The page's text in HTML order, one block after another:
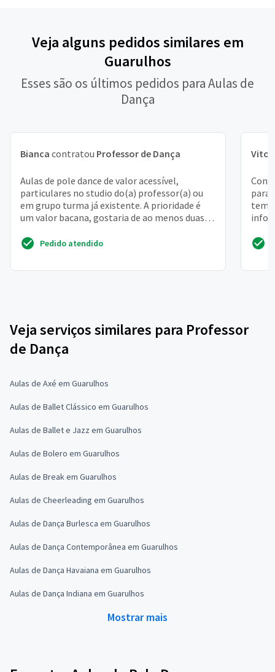
Veja alguns pedidos similares em
Guarulhos
Esses são os últimos pedidos para Aulas de
Dança
Bianca contratou Professor de Dança
Aulas de pole dance de valor acessível,
particulares no studio do(a) professor(a) ou
em grupo turma já existente. A prioridade é
um valor bacana, gostaria de ao menos duas
Pedido atendido
Vitor
para
Veja serviços similares para Professor
de Dança
Aulas de Axé em Guarulhos
Aulas de Ballet Clássico em Guarulhos
Aulas de Ballet e Jazz em Guarulhos
Aulas de Bolero em Guarulhos
Aulas de Break em Guarulhos
Aulas de Cheerleading em Guarulhos
Aulas de Dança Burlesca em Guarulhos
Aulas de Dança Contemporânea em Guarulhos
Aulas de Dança Havaiana em Guarulhos
Aulas de Dança Indiana em Guarulhos
Mostrar mais